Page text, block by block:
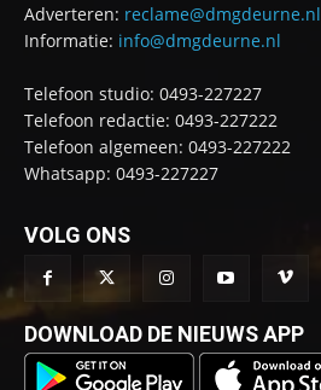
Adverteren: reclame@dmgdeurne.nl
Informatie: info@dmgdeurne.nl
Telefoon studio: 0493-227227
Telefoon redactie: 0493-227222
Telefoon algemeen: 0493-227222
Whatsapp: 0493-227227
VOLG ONS
DOWNLOAD DE NIEUWS APP